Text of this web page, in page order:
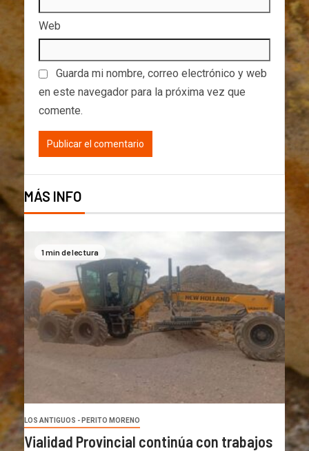
Web
Guarda mi nombre, correo electrónico y web
en este navegador para la próxima vez que
comente.
MÁS INFO
1 min de lectura
LOS ANTIGUOS - PERITO MORENO
Vialidad Provincial continúa con trabajos